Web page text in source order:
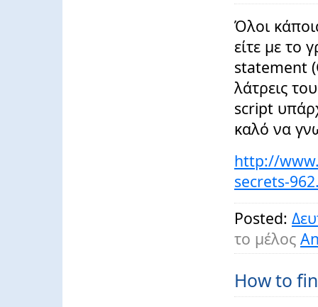
Όλοι
είτε με το
statement
λάτρεις
script
καλό να
http://
secrets-
Posted:
το μέλος
How to